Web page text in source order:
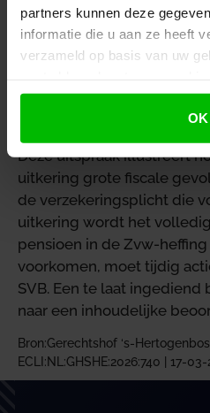
partners kunnen deze
informatie die u aan ze heeft
verzameld op basis van uw
gebruiken.
OK
te zetten. Tegen
rechtsmiddelen open bij
bestuursrechter. De vrouw
Termijnen zijn streng
Deze uitspraak illustreert
uitkering grote fiscale
de verzekeringsplicht die
uitkering wordt het
pensioen in de Zvw-
voorkomen, moet tijdig
SVB. Een te laat ingediend
naar een inhoudelijke
Bron:Gerechtshof ‘s-
ECLI:NL:GHSHE:2026:740 | 17-